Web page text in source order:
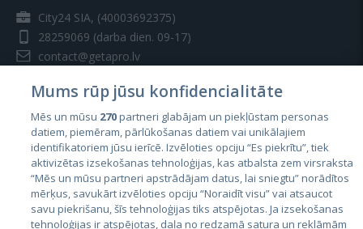
City24 SIA, (40003692375)
28259069 (darba dien. 09-17)
contact@getapro.lv
Valstis
Igaunija
Latvija
Mums rūp jūsu konfidencialitāte
Mēs un mūsu 270partneri glabājam un piekļūstam personas
datiem, piemēram, pārlūkošanas datiem vai unikālajiem
identifikatoriem jūsu ierīcē. Izvēloties opciju “Es piekrītu”, tiek
aktivizētas izsekošanas tehnoloģijas, kas atbalsta zem virsraksta
“Mēs un mūsu partneri apstrādājam datus, lai sniegtu” norādītos
mērķus, savukārt izvēloties opciju “Noraidīt visu” vai atsaucot
savu piekrišanu, šīs tehnoloģijas tiks atspējotas. Ja izsekošanas
tehnoloģijas ir atspējotas, daļa no redzamā satura un reklāmām